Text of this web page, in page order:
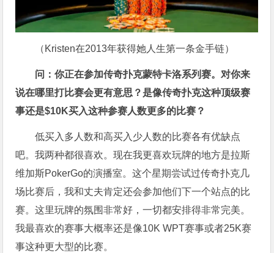
（Kristen在2013年获得她人生第一条金手链）
问：你正在参加传奇扑克蒙特卡洛系列赛。对你来
说在哪里打比赛会更有意思？是像传奇扑克这种顶级赛
事还是$10K买入这种参赛人数更多的比赛？
低买入多人数和高买入少人数的比赛各有优缺点
吧。我两种都很喜欢。现在我更喜欢玩牌的地方是拉斯
维加斯PokerGo的演播室。这个星期尝试过传奇扑克几
场比赛后，我和丈夫肯定还会参加他们下一个站点的比
赛。这里玩牌的氛围非常好，一切都安排得非常完美。
我最喜欢的赛事大概率还是像10K WPT赛事或者25K赛
事这种更大型的比赛。